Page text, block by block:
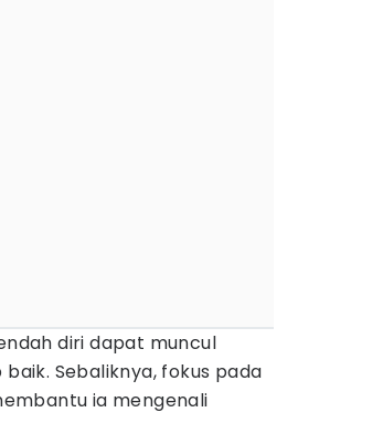
diri dapat muncul
Sebaliknya, fokus pada
ia mengenali